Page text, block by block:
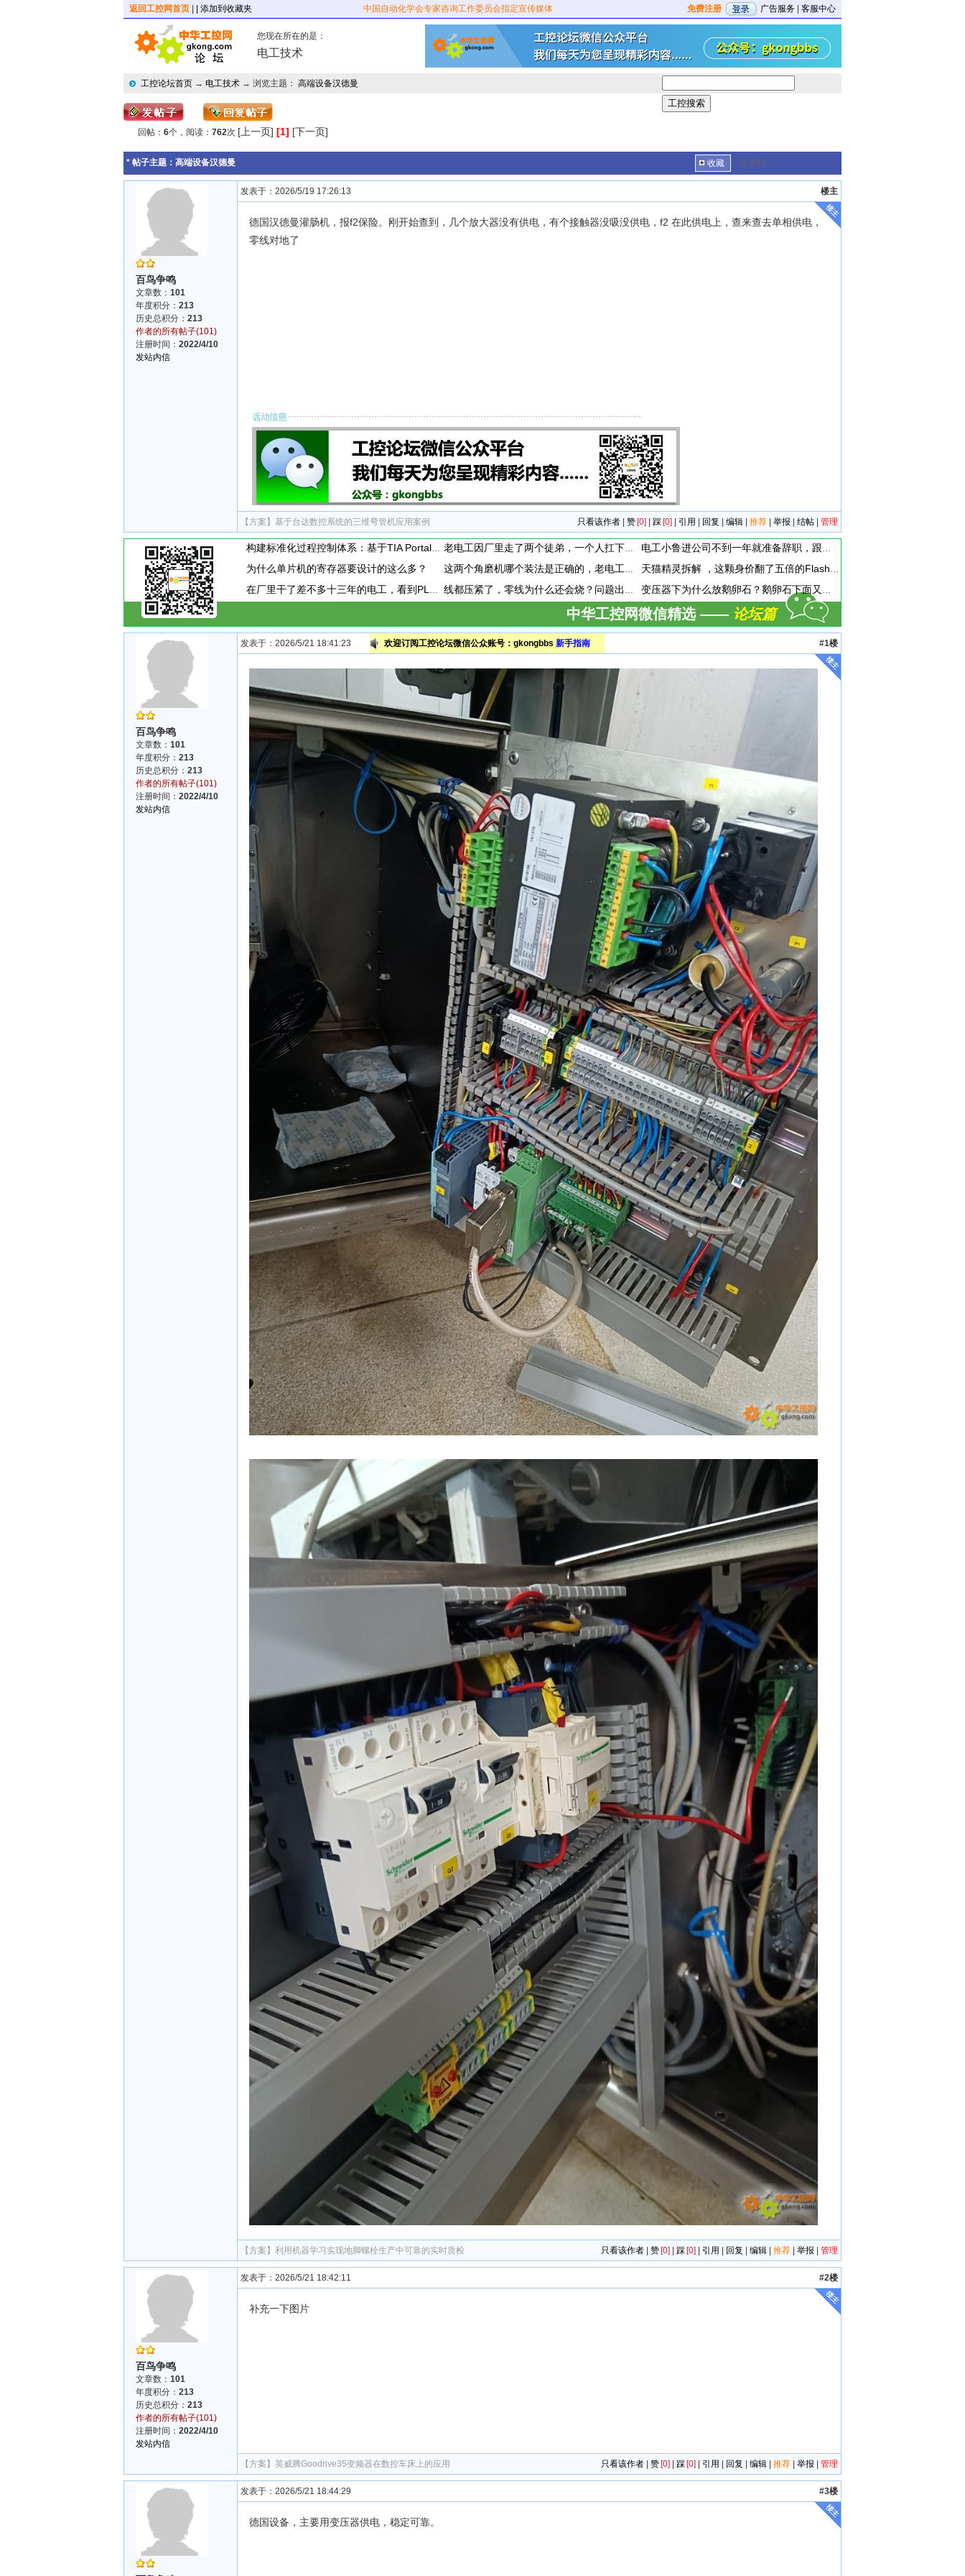
返回工控网首页 | 添加到收藏夹 中国自动化学会专家咨询工作委员会指定宣传媒体 免费注册 广告服务 客服中心
您现在所在的是：
电工技术
工控论坛首页 → 电工技术 → 浏览主题： 高端设备汉德曼
回帖： 6个，阅读： 762次 [上一页] [1] [下一页]
* 帖子主题： 高端设备汉德曼 收藏 分享到
百鸟争鸣
文章数： 101
年度积分： 213
历史总积分： 213
作者的所有帖子(101)
注册时间： 2022/4/10
发站内信
发表于：2026/5/19 17:26:13 楼主
德国汉德曼灌肠机，报f2保险。刚开始查到，几个放大器没有供电，有个接触器没吸没供电，f2 在此供电上，查来查去单相供电，
零线对地了
【方案】 基于台达数控系统的三维弯管机应用案例 只看该作者 赞 [0] 踩 [0] 引用 回复 编辑 推荐 举报 结帖 管理
构建标准化过程控制体系：基于TIA Portal的PID闭环控制通用封装模板设计与应用 老电工因厂里走了两个徒弟，一个人扛下全厂3个车间的维保。整整扛了半年，没敢请过一天假。厂里终于招到新人，他竟然第一时间提出离职！ 电工小鲁进公司不到一年就准备辞职，跟他聊天时。他说，现在上班天天混日子，学不到啥东西，准备辞职换工作。这个到底是为啥呢
为什么单片机的寄存器要设计的这么多？ 这两个角磨机哪个装法是正确的，老电工都搞懵了！ 天猫精灵拆解 ，这颗身价翻了五倍的Flash存储芯片，让我赚到了！
在厂里干了差不多十三年的电工，看到PLC模块上接了一个小玩意，这小玩意到底是干嘛用的呢？ 线都压紧了，零线为什么还会烧？问题出在哪？ 变压器下为什么放鹅卵石？鹅卵石下面又是啥？为什么要有水？
中华工控网微信精选 —— 论坛篇
百鸟争鸣
文章数： 101
年度积分： 213
历史总积分： 213
作者的所有帖子(101)
注册时间： 2022/4/10
发站内信
发表于：2026/5/21 18:41:23 欢迎订阅工控论坛微信公众账号：gkongbbs 新手指南 #1楼
【方案】 利用机器学习实现地脚螺栓生产中可靠的实时质检 只看该作者 赞 [0] 踩 [0] 引用 回复 编辑 推荐 举报 管理
百鸟争鸣
文章数： 101
年度积分： 213
历史总积分： 213
作者的所有帖子(101)
注册时间： 2022/4/10
发站内信
发表于：2026/5/21 18:42:11 #2楼
补充一下图片
【方案】 英威腾Goodrive35变频器在数控车床上的应用 只看该作者 赞 [0] 踩 [0] 引用 回复 编辑 推荐 举报 管理
发表于：2026/5/21 18:44:29 #3楼
德国设备，主要用变压器供电，稳定可靠。